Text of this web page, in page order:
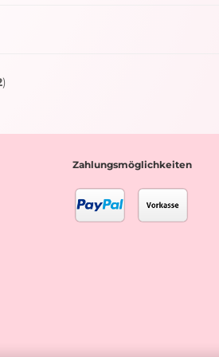
)
Zahlungsmöglichkeiten